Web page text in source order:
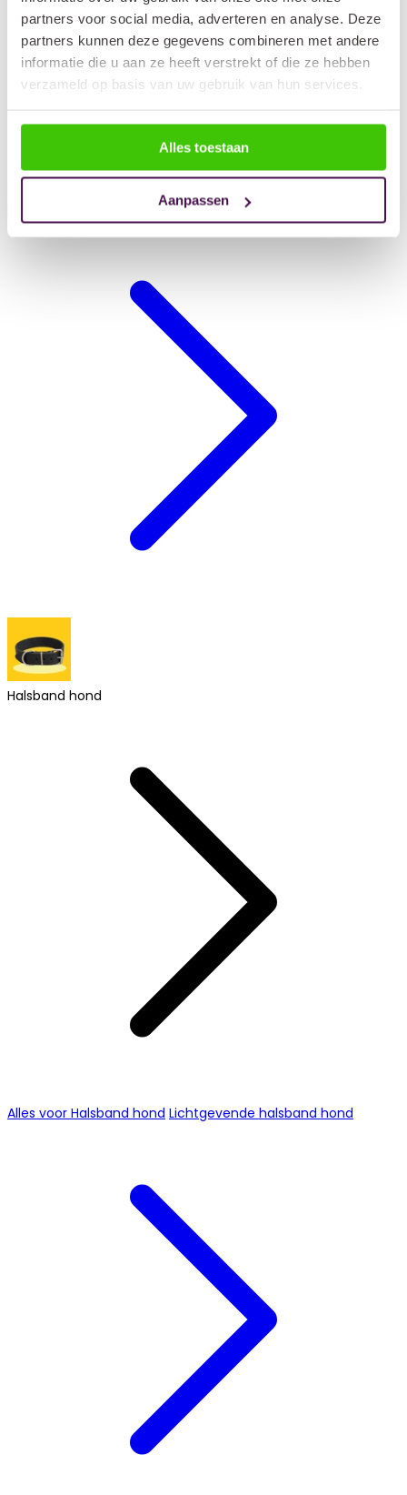
partners voor social media, adverteren en analyse. Deze
partners kunnen deze gegevens combineren met andere
informatie die u aan ze heeft verstrekt of die ze hebben
verzameld op basis van uw gebruik van hun services.
Alles toestaan
Aanpassen
Halsband hond
Alles voor Halsband hond Lichtgevende halsband hond